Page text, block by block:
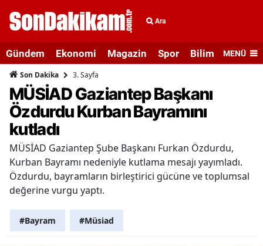
Ara
Gündem Ekonomi Magazin Spor Bilim veMENÜ
Son Dakika 3. Sayfa
MÜSİAD Gaziantep Başkanı
Özdurdu Kurban Bayramını
kutladı
MÜSİAD Gaziantep Şube Başkanı Furkan Özdurdu,
Kurban Bayramı nedeniyle kutlama mesajı yayımladı.
Özdurdu, bayramların birleştirici gücüne ve toplumsal
değerine vurgu yaptı.
#Bayram #Müsi̇ad